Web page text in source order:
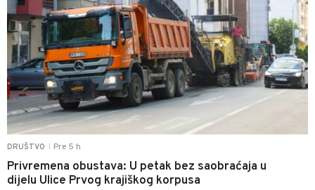
DRUŠTVO Pre 5 h
Privremena obustava: U petak bez saobraćaja u
dijelu Ulice Prvog krajiškog korpusa